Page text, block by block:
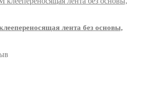
лента без основы,